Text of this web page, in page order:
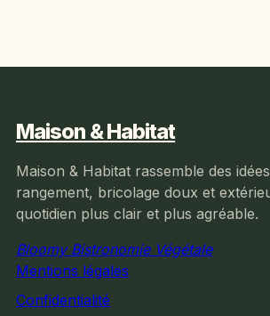
Maison & Habitat
Maison & Habitat rassemble des
rangement, bricolage doux et
quotidien plus clair et plus agréable.
Bloomy Bistronomie Végétale
Mentions légales
Confidentialité